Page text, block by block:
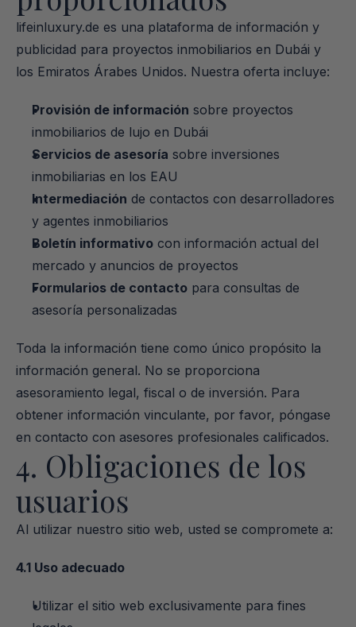
lifeinluxury.de es una plataforma de información y
publicidad para proyectos inmobiliarios en Dubái y
los Emiratos Árabes Unidos. Nuestra oferta incluye:
Provisión de información sobre proyectos
inmobiliarios de lujo en Dubái
Servicios de asesoría sobre inversiones
inmobiliarias en los EAU
Intermediación de contactos con desarrolladores
y agentes inmobiliarios
Boletín informativo con información actual del
mercado y anuncios de proyectos
Formularios de contacto para consultas de
asesoría personalizadas
Toda la información tiene como único propósito la
información general. No se proporciona
asesoramiento legal, fiscal o de inversión. Para
obtener información vinculante, por favor, póngase
en contacto con asesores profesionales calificados.
4. Obligaciones de los
usuarios
Al utilizar nuestro sitio web, usted se compromete a:
4.1 Uso adecuado
Utilizar el sitio web exclusivamente para fines